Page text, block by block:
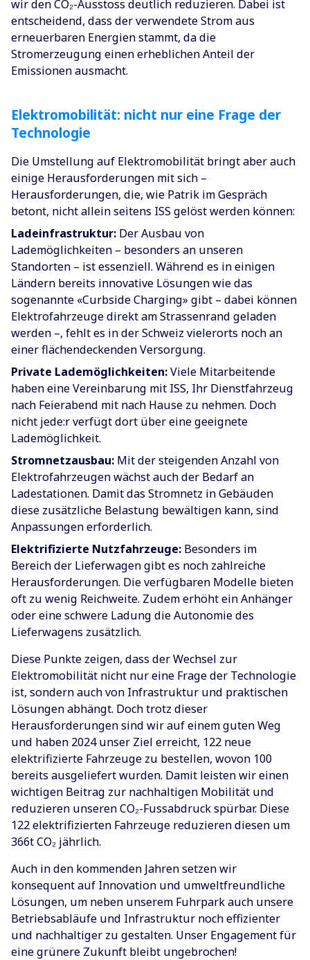
wir den CO₂-Ausstoss deutlich reduzieren. Dabei ist
entscheidend, dass der verwendete Strom aus
erneuerbaren Energien stammt, da die
Stromerzeugung einen erheblichen Anteil der
Emissionen ausmacht.
Elektromobilität: nicht nur eine Frage der
Technologie
Die Umstellung auf Elektromobilität bringt aber auch
einige Herausforderungen mit sich –
Herausforderungen, die, wie Patrik im Gespräch
betont, nicht allein seitens ISS gelöst werden können:
Ladeinfrastruktur: Der Ausbau von
Lademöglichkeiten – besonders an unseren
Standorten – ist essenziell. Während es in einigen
Ländern bereits innovative Lösungen wie das
sogenannte «Curbside Charging» gibt – dabei können
Elektrofahrzeuge direkt am Strassenrand geladen
werden –, fehlt es in der Schweiz vielerorts noch an
einer flächendeckenden Versorgung.
Private Lademöglichkeiten:Viele Mitarbeitende
haben eine Vereinbarung mit ISS, Ihr Dienstfahrzeug
nach Feierabend mit nach Hause zu nehmen. Doch
nicht jede:r verfügt dort über eine geeignete
Lademöglichkeit.
Stromnetzausbau: Mit der steigenden Anzahl von
Elektrofahrzeugen wächst auch der Bedarf an
Ladestationen. Damit das Stromnetz in Gebäuden
diese zusätzliche Belastung bewältigen kann, sind
Anpassungen erforderlich.
Elektrifizierte Nutzfahrzeuge: Besonders im
Bereich der Lieferwagen gibt es noch zahlreiche
Herausforderungen. Die verfügbaren Modelle bieten
oft zu wenig Reichweite. Zudem erhöht ein Anhänger
oder eine schwere Ladung die Autonomie des
Lieferwagens zusätzlich.
Diese Punkte zeigen, dass der Wechsel zur
Elektromobilität nicht nur eine Frage der Technologie
ist, sondern auch von Infrastruktur und praktischen
Lösungen abhängt. Doch trotz dieser
Herausforderungen sind wir auf einem guten Weg
und haben 2024 unser Ziel erreicht, 122 neue
elektrifizierte Fahrzeuge zu bestellen, wovon 100
bereits ausgeliefert wurden. Damit leisten wir einen
wichtigen Beitrag zur nachhaltigen Mobilität und
reduzieren unseren CO₂-Fussabdruck spürbar. Diese
122 elektrifizierten Fahrzeuge reduzieren diesen um
366t CO₂ jährlich.
Auch in den kommenden Jahren setzen wir
konsequent auf Innovation und umweltfreundliche
Lösungen, um neben unserem Fuhrpark auch unsere
Betriebsabläufe und Infrastruktur noch effizienter
und nachhaltiger zu gestalten. Unser Engagement für
eine grünere Zukunft bleibt ungebrochen!